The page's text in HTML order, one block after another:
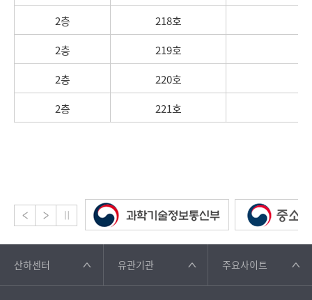
2층
218호
2층
219호
2층
220호
2층
221호
산하센터 유관기관 주요사이트